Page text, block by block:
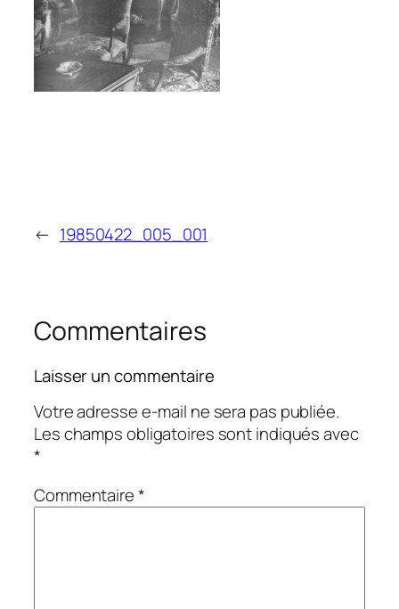
← 19850422_005_001
Commentaires
Laisser un commentaire
Votre adresse e-mail ne sera pas publiée.
Les champs obligatoires sont indiqués avec
*
Commentaire*